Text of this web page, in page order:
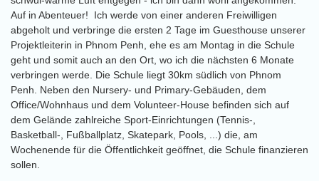
Auf in Abenteuer! Ich werde von einer anderen Freiwilligen
abgeholt und verbringe die ersten 2 Tage im Guesthouse unserer
Projektleiterin in Phnom Penh, ehe es am Montag in die Schule
geht und somit auch an den Ort, wo ich die nächsten 6 Monate
verbringen werde. Die Schule liegt 30km südlich von Phnom
Penh. Neben den Nursery- und Primary-Gebäuden, dem
Office/Wohnhaus und dem Volunteer-House befinden sich auf
dem Gelände zahlreiche Sport-Einrichtungen (Tennis-,
Basketball-, Fußballplatz, Skatepark, Pools, ...) die, am
Wochenende für die Öffentlichkeit geöffnet, die Schule finanzieren
sollen.